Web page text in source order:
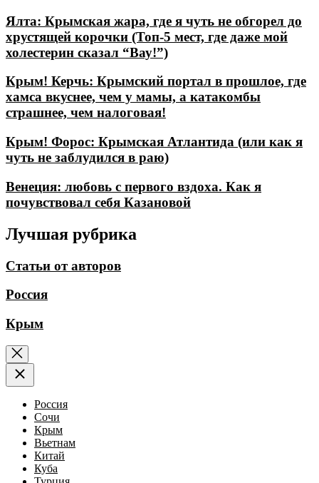
Ялта: Крымская жара, где я чуть не обгорел до
хрустящей корочки (Топ-5 мест, где даже мой
холестерин сказал “Вау!”)
Крым! Керчь: Крымский портал в прошлое, где
хамса вкуснее, чем у мамы, а катакомбы
страшнее, чем налоговая!
Крым! Форос: Крымская Атлантида (или как я
чуть не заблудился в раю)
Венеция: любовь с первого вздоха. Как я
почувствовал себя Казановой
Лучшая рубрика
Статьи от авторов
Россия
Крым
Россия
Сочи
Крым
Вьетнам
Китай
Куба